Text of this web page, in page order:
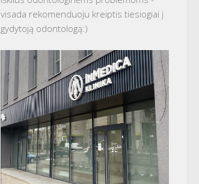
visada rekomenduoju kreiptis tiesiogiai į
gydytoją odontologą:)